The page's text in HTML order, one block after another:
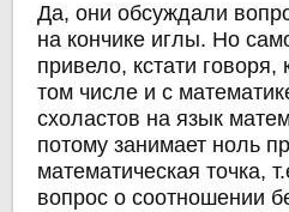
Да, они обсуждали
на кончике иглы. Но
привело, кстати
том числе и с
схоластов на язык
потому занимает ноль
математическая точка,
вопрос о соотношении